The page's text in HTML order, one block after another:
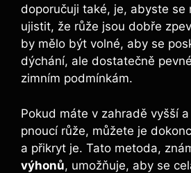
doporučuji také, je, abyste se
ujistit, že růže jsou dobře
by mělo být volné, aby se
dýchání, ale dostatečně
zimním podmínkám.
Pokud máte v zahradě vyšší
pnoucí růže, můžete je
a přikryt je. Tato metoda,
výhonů, umožňuje, aby se